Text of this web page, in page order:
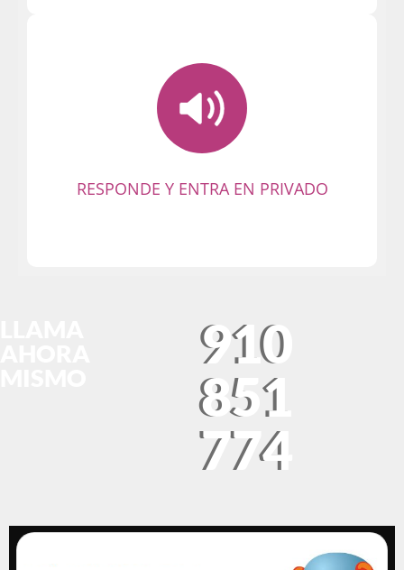
RESPONDE Y ENTRA EN PRIVADO
Recuerda que en el Chat Albacete nadie
te conoce ni sabe quién eres. Se busca
buen rollo y cachondeo. ¡Empieza la
910
851
774